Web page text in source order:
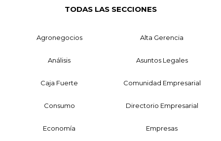
TODAS LAS SECCIONES
Agronegocios Alta Gerencia
Análisis Asuntos Legales
Caja Fuerte Comunidad Empresarial
Consumo Directorio Empresarial
Economía Empresas